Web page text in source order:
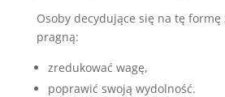
Osoby decydujące się na tę formę
pragną:
zredukować wagę,
poprawić swoją wydolność.